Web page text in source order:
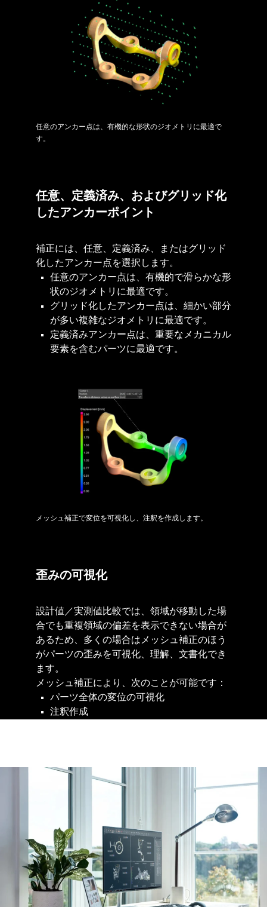
任意のアンカー点は、有機的な形状のジオメトリに最適で
す。
任意、定義済み、およびグリッド化
したアンカーポイント
補正には、任意、定義済み、またはグリッド
化したアンカー点を選択します。
任意のアンカー点は、有機的で滑らかな形
状のジオメトリに最適です。​
グリッド化したアンカー点は、細かい部分
が多い複雑なジオメトリに最適です。
定義済みアンカー点は、重要なメカニカル
要素を含むパーツに最適です。
メッシュ補正で変位を可視化し、注釈を作成します。
歪みの可視化
設計値／実測値比較では、領域が移動した場
合でも重複領域の偏差を表示できない場合が
あるため、多くの場合はメッシュ補正のほう
がパーツの歪みを可視化、理解、文書化でき
ます。
メッシュ補正により、次のことが可能です：
パーツ全体の変位の可視化​
注釈作成